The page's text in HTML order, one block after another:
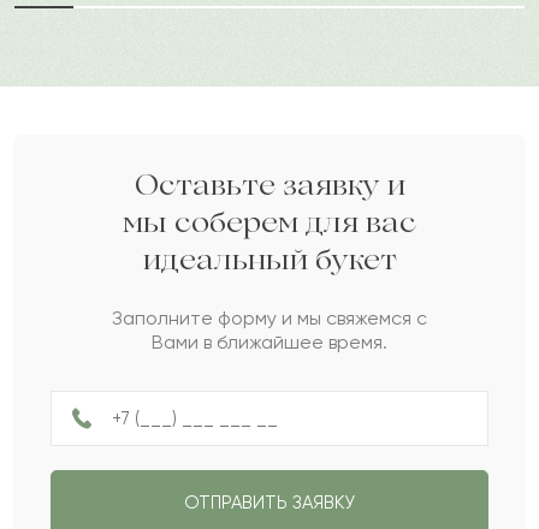
В 2024-01-10
Ванда
Н 2023-12-27
Назар
2023-11-07
Нилуфар
2023-09-05
Габит
Жалел
Д Дания
Оставьте заявку и
мы соберем для вас
идеальный букет
Заполните форму и мы свяжемся с
Вами в ближайшее время.
ОТПРАВИТЬ ЗАЯВКУ